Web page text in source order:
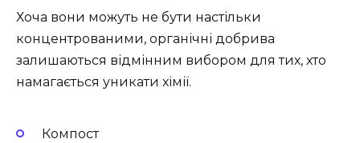
Хоча вони можуть не бути настільки
концентрованими, органічні добрива
залишаються відмінним вибором для тих, хто
намагається уникати хімії.
Компост